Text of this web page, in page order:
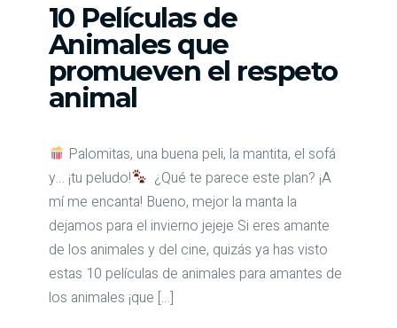
10 Películas de
Animales que
promueven el respeto
animal
Palomitas, una buena peli, la mantita, el sofá
y… ¡tu peludo!
¿Qué te parece este plan? ¡A
mí me encanta! Bueno, mejor la manta la
dejamos para el invierno jejeje Si eres amante
de los animales y del cine, quizás ya has visto
estas 10 películas de animales para amantes de
los animales ¡que […]